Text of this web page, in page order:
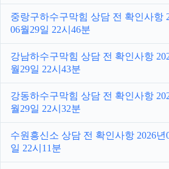
중랑구하수구막힘 상담 전 확인사항
06월29일 22시46분
강남하수구막힘 상담 전 확인사항
월29일 22시43분
강동하수구막힘 상담 전 확인사항
월29일 22시32분
수원흥신소 상담 전 확인사항 2026년
일 22시11분